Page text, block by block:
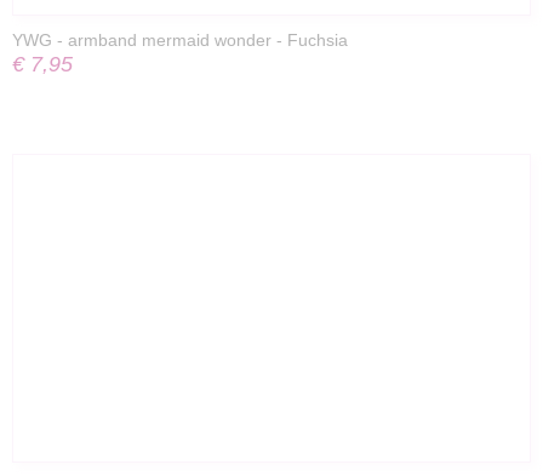
YWG - armband mermaid wonder - Fuchsia
€ 7,95